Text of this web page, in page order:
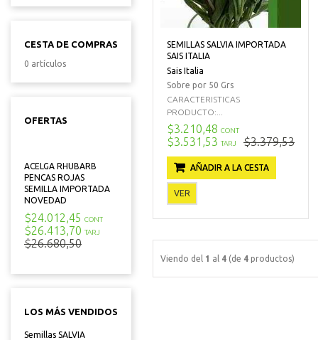
CESTA DE COMPRAS
0 artículos
OFERTAS
ACELGA RHUBARB
PENCAS ROJAS
SEMILLA IMPORTADA
NOVEDAD
$24.012,45 CONT
$26.413,70 TARJ
$26.680,50
LOS MÁS VENDIDOS
Semillas SALVIA
SEMILLAS SALVIA IMPORTADA
SAIS ITALIA
Sais Italia
Sobre por 50 Grs
CARACTERISTICAS
PRODUCTO:...
$3.210,48 CONT
$3.531,53 TARJ $3.379,53
AÑADIR A LA CESTA
VER
Viendo del 1 al 4 (de 4 productos)